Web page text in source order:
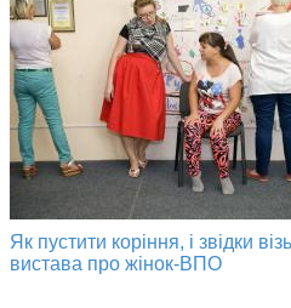
Як пустити коріння, і звідки
вистава про жінок-ВПО